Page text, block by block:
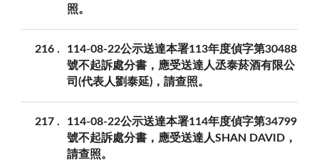
照。
216
114-08-22公示送達本署113年度偵字第30488
號不起訴處分書，應受送達人丞泰菸酒有限公
司(代表人劉泰延)，請查照。
217
114-08-22公示送達本署114年度偵字第34799
號不起訴處分書，應受送達人SHAN DAVID，
請查照。